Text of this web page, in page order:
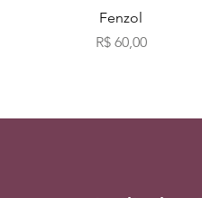
Visualização rápida
Fenzol
Preço
R$ 60,00